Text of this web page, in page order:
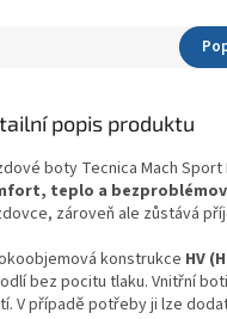
popis produktu
boty Tecnica Mach Sport
teplo a
zároveň ale zůstává
konstrukce HV
bez pocitu tlaku. Vnitřní
V případě potřeby ji lze